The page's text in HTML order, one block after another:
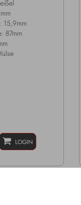
15,9mm
87mm
LOGIN